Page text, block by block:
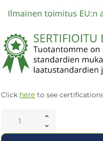
Click here to see